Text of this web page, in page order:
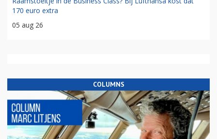
170 euro extra
05 aug 26
COLUMNS